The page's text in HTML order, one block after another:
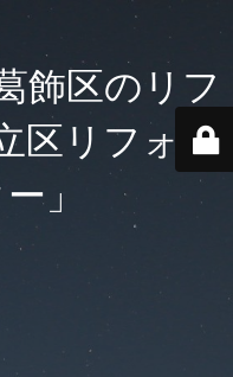
飾区のリフ
区リフォー
」